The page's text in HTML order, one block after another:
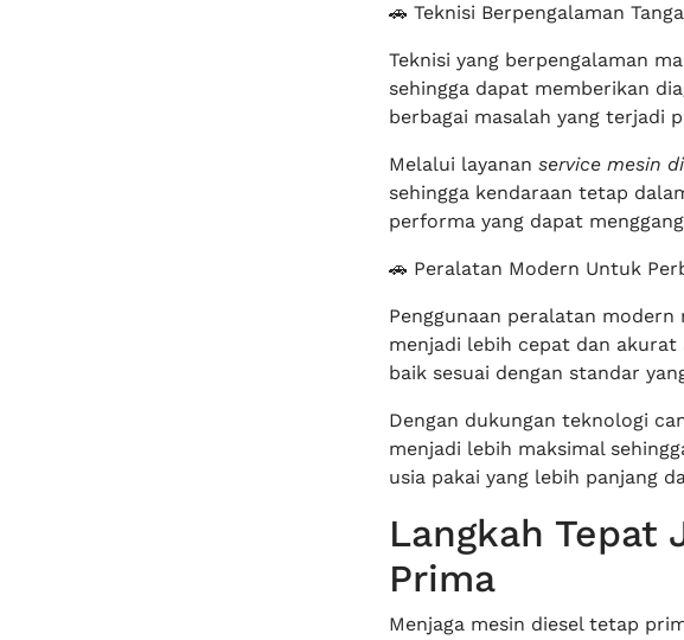
🚗 Teknisi Berpengalaman
Teknisi yang berpengalaman
sehingga dapat memberikan
berbagai masalah yang terjadi
Melalui layanan service mesin
sehingga kendaraan tetap
performa yang dapat
🚗 Peralatan Modern Untuk
Penggunaan peralatan
menjadi lebih cepat dan
baik sesuai dengan standar
Dengan dukungan teknologi
menjadi lebih maksimal
usia pakai yang lebih panjang
Langkah Tepat
Prima
Menjaga mesin diesel tetap